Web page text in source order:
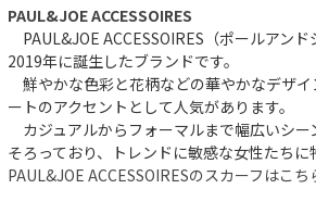
PAUL&JOE ACCESSOIRES
PAUL&JOE ACCESSOIRES（ポールアンド
2019年に誕生したブランドです。
鮮やかな色彩と花柄などの華やかなデザイ
ートのアクセントとして人気があります。
カジュアルからフォーマルまで幅広いシー
そろっており、トレンドに敏感な女性たちに
PAUL&JOE ACCESSOIRESのスカーフはこ